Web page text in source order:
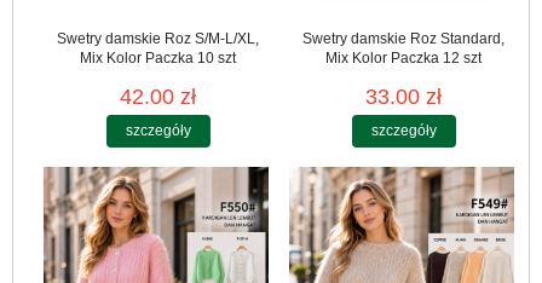
Swetry damskie Roz S/M-L/XL,
Mix Kolor Paczka 10 szt
42.00 zł
szczegóły
Swetry damskie Roz Standard,
Mix Kolor Paczka 12 szt
33.00 zł
szczegóły